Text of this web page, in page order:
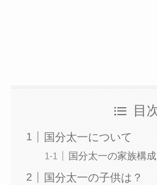
目
国分太一について
国分太一の家族構成
国分太一の子供は？